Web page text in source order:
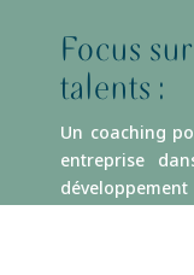
Focus
talents :
Un coaching
entreprise